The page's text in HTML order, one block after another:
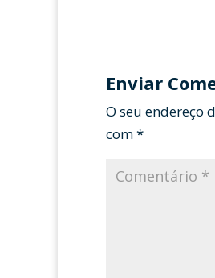
Enviar
O seu endereço
com*